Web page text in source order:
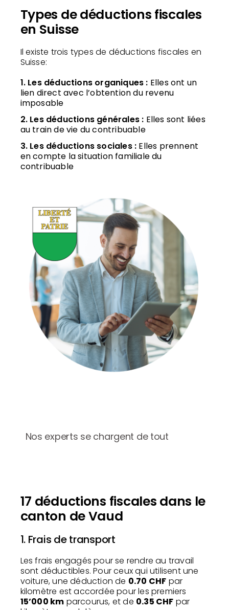
Types de déductions fiscales
en Suisse
Il existe trois types de déductions fiscales en
Suisse:
1. Les déductions organiques : Elles ont un
lien direct avec l’obtention du revenu
imposable
2. Les déductions générales : Elles sont liées
au train de vie du contribuable
3. Les déductions sociales : Elles prennent
en compte la situation familiale du
contribuable
Nos experts se chargent de tout
17 déductions fiscales dans le
canton de Vaud
1. Frais de transport
Les frais engagés pour se rendre au travail
sont déductibles. Pour ceux qui utilisent une
voiture, une déduction de 0.70 CHF par
kilomètre est accordée pour les premiers
15’000 km parcourus, et de 0.35 CHF par